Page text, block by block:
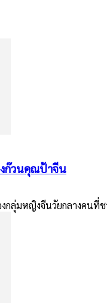
ก๊วนคุณป้าจีน
มหญิงจีนวัยกลางคนที่ช